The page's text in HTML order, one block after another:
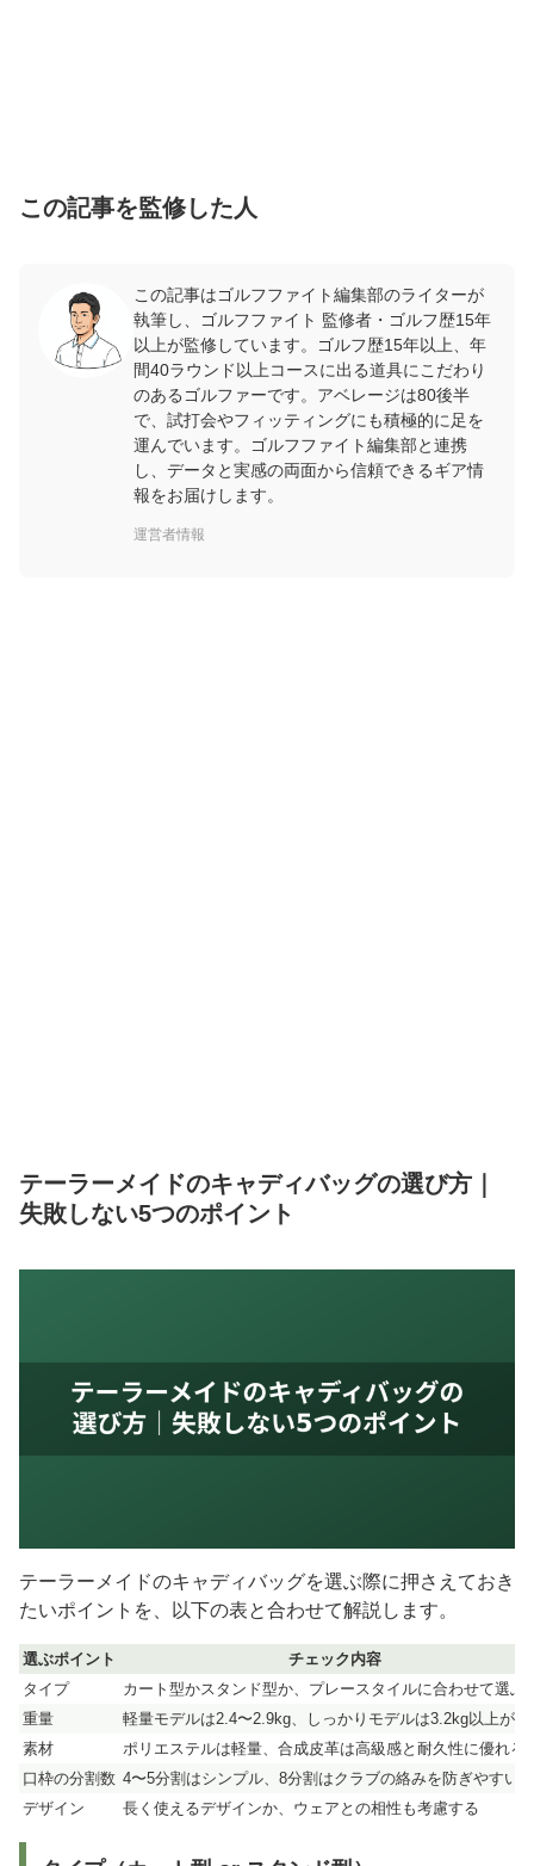
この記事を監修した人
この記事はゴルフファイト編集部のライターが
執筆し、ゴルフファイト 監修者・ゴルフ歴15年
以上が監修しています。ゴルフ歴15年以上、年
間40ラウンド以上コースに出る道具にこだわり
のあるゴルファーです。アベレージは80後半
で、試打会やフィッティングにも積極的に足を
運んでいます。ゴルフファイト編集部と連携
し、データと実感の両面から信頼できるギア情
報をお届けします。
運営者情報
テーラーメイドのキャディバッグの選び方｜
失敗しない5つのポイント
テーラーメイドのキャディバッグを選ぶ際に押さえておき
たいポイントを、以下の表と合わせて解説します。
選ぶポイント
チェック内容
タイプ
カート型かスタンド型か、プレースタイルに合わせて選ぶ
重量
軽量モデルは2.4〜2.9kg、しっかりモデルは3.2kg以上が目
素材
ポリエステルは軽量、合成皮革は高級感と耐久性に優れる
口枠の分割数 4〜5分割はシンプル、8分割はクラブの絡みを防ぎやすい
デザイン
長く使えるデザインか、ウェアとの相性も考慮する